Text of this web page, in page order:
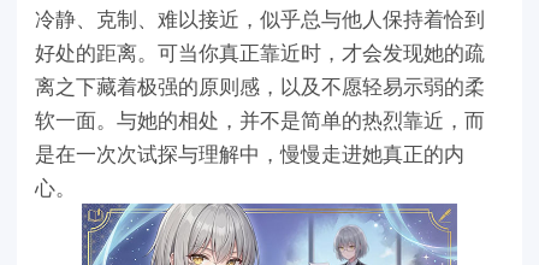
冷静、克制、难以接近，似乎总与他人保持着恰到
好处的距离。可当你真正靠近时，才会发现她的疏
离之下藏着极强的原则感，以及不愿轻易示弱的柔
软一面。与她的相处，并不是简单的热烈靠近，而
是在一次次试探与理解中，慢慢走进她真正的内
心。